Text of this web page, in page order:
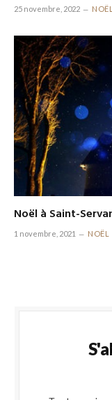
25 novembre, 2022 NOËL
Noël à Saint-
1 novembre, 2021 NOËL